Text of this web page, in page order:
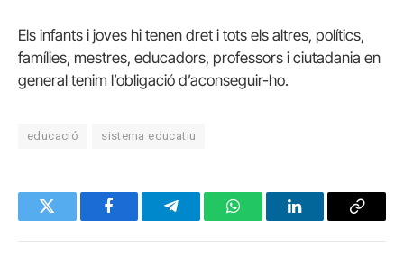
Els infants i joves hi tenen dret i tots els altres, polítics,
famílies, mestres, educadors, professors i ciutadania en
general tenim l’obligació d’aconseguir-ho.
educació sistema educatiu
Twitter FacebookTelegramWhatsAppLinkedInCopy